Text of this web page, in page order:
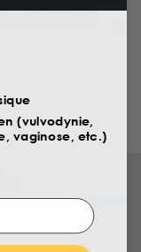
Zingiber
(vulvodynie,
vaginose, etc.)